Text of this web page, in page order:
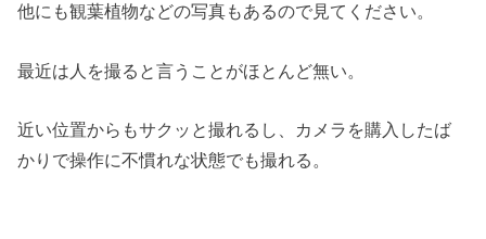
他にも観葉植物などの写真もあるので見てください。
最近は人を撮ると言うことがほとんど無い。
近い位置からもサクッと撮れるし、カメラを購入したば
かりで操作に不慣れな状態でも撮れる。